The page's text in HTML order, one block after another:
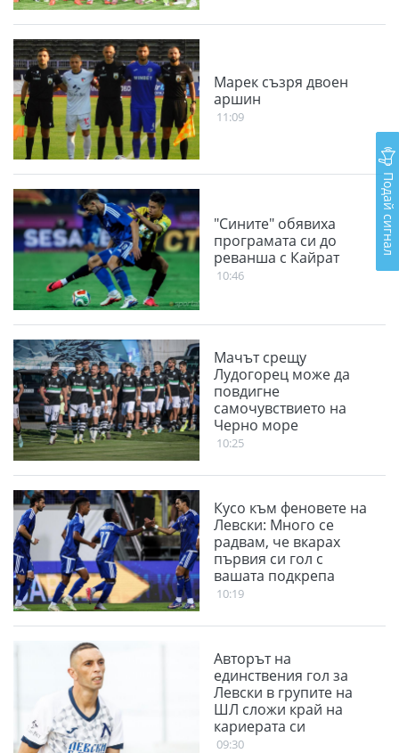
Марек съзря двоен
аршин
11:09
"Сините" обявиха
програмата си до
реванша с Кайрат
10:46
Мачът срещу
Лудогорец може да
повдигне
самочувствието на
Черно море
10:25
Кусо към феновете на
Левски: Много се
радвам, че вкарах
първия си гол с
вашата подкрепа
10:19
Авторът на
единствения гол за
Левски в групите на
ШЛ сложи край на
кариерата си
09:30
Подай сигнал